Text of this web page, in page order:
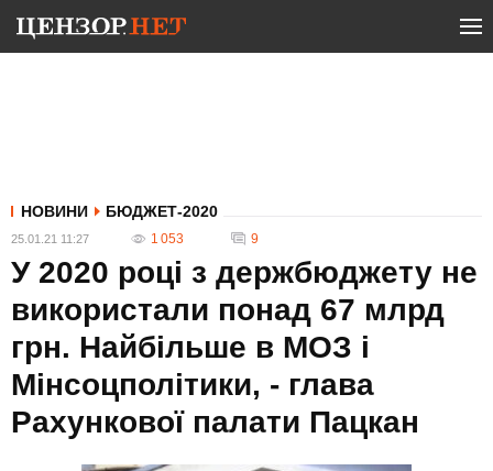
НОВИНИ БЮДЖЕТ-2020
25.01.21 11:27 1 053 9
У 2020 році з держбюджету не
використали понад 67 млрд
грн. Найбільше в МОЗ і
Мінсоцполітики, - глава
Рахункової палати Пацкан